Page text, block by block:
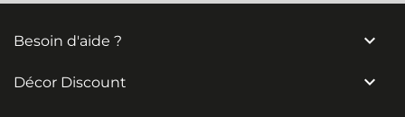
Besoin d'aide ? 
Décor Discount 